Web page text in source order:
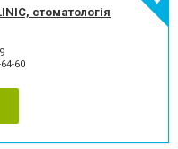
гіпоплазії емалі
стоматологія
60